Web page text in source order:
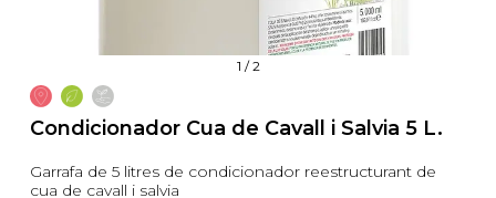
1 /2
Condicionador Cua de Cavall i Salvia 5 L.
Garrafa de 5 litres de condicionador reestructurant de
cua de cavall i salvia